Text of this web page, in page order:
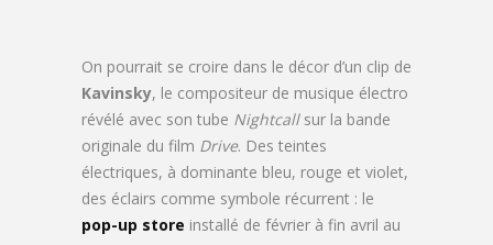
On pourrait se croire dans le décor d’un clip de
Kavinsky, le compositeur de musique électro
révélé avec son tube Nightcallsur la bande
originale du film Drive. Des teintes
électriques, à dominante bleu, rouge et violet,
des éclairs comme symbole récurrent : le
pop-up store installé de février à fin avril au